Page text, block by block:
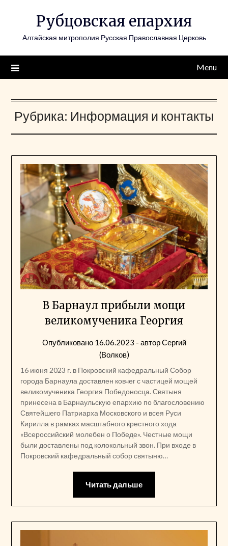
Рубцовская епархия
Алтайская митрополия Русская Православная Церковь
Menu
Рубрика: Информация и контакты
В Барнаул прибыли мощи
великомученика Георгия
Опубликовано 16.06.2023 - авторСергий
(Волков)
16 июня 2023 г. в Покровский кафедральный Собор
города Барнаула доставлен ковчег с частицей мощей
великомученика Георгия Победоносца. Святыня
принесена в Барнаульскую епархию по благословению
Святейшего Патриарха Московского и всея Руси
Кирилла в рамках масштабного крестного хода
«Всероссийский молебен о Победе». Честные мощи
были доставлены под колокольный звон. При входе в
Покровский кафедральный собор святыню…
Читать дальше